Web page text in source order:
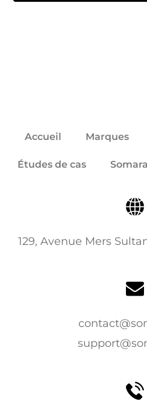
Accueil Marques
Études de cas
129, Avenue Mers